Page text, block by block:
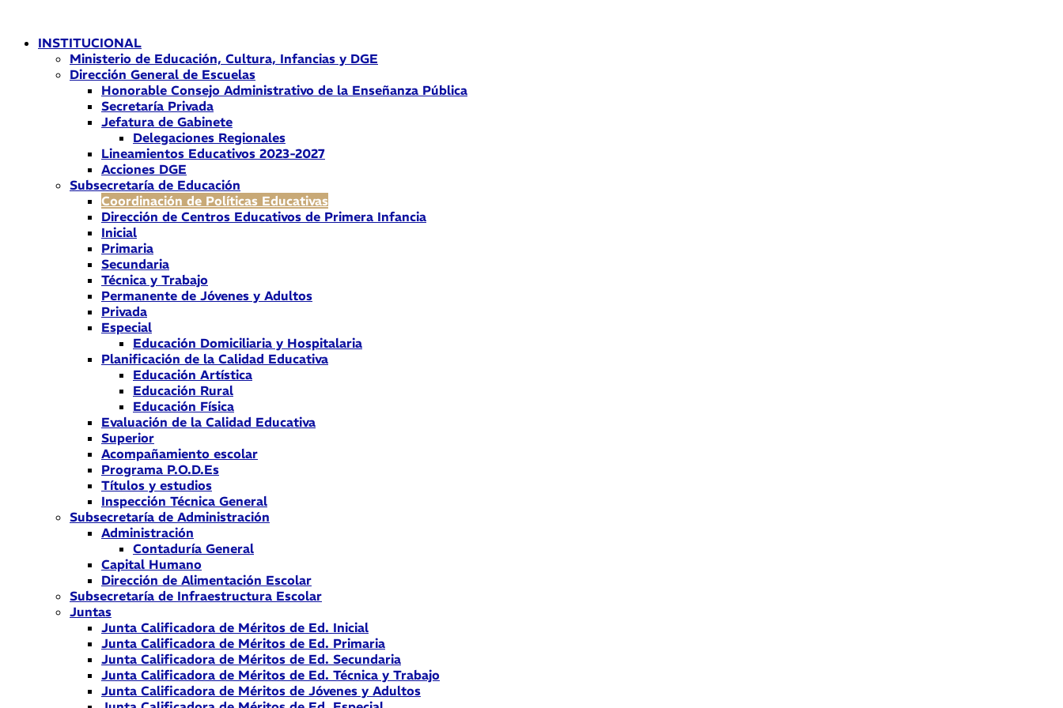
contenidoINSTITUCIONAL
Ministerio de Educación, Cultura, Infancias y DGE
Dirección General de Escuelas
Honorable Consejo Administrativo de la Enseñanza Pública
Secretaría Privada
Jefatura de Gabinete
Delegaciones Regionales
Lineamientos Educativos 2023-2027
Acciones DGE
Subsecretaría de Educación
Coordinación de Políticas Educativas
Dirección de Centros Educativos de Primera Infancia
Inicial
Primaria
Secundaria
Técnica y Trabajo
Permanente de Jóvenes y Adultos
Privada
Especial
Educación Domiciliaria y Hospitalaria
Planificación de la Calidad Educativa
Educación Artística
Educación Rural
Educación Física
Evaluación de la Calidad Educativa
Superior
Acompañamiento escolar
Programa P.O.D.Es
Títulos y estudios
Inspección Técnica General
Subsecretaría de Administración
Administración
Contaduría General
Capital Humano
Dirección de Alimentación Escolar
Subsecretaría de Infraestructura Escolar
Juntas
Junta Calificadora de Méritos de Ed. Inicial
Junta Calificadora de Méritos de Ed. Primaria
Junta Calificadora de Méritos de Ed. Secundaria
Junta Calificadora de Méritos de Ed. Técnica y Trabajo
Junta Calificadora de Méritos de Jóvenes y Adultos